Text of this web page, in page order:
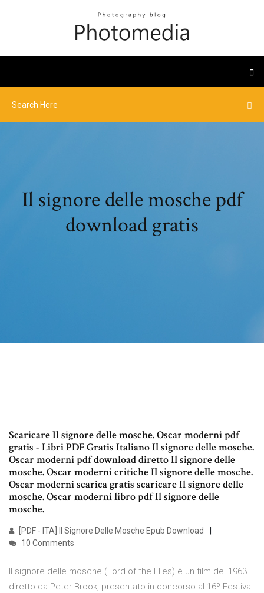
Il signore delle mosche pdf
download gratis
Scaricare Il signore delle mosche. Oscar moderni pdf
gratis - Libri PDF Gratis Italiano Il signore delle mosche.
Oscar moderni pdf download diretto Il signore delle
mosche. Oscar moderni critiche Il signore delle mosche.
Oscar moderni scarica gratis scaricare Il signore delle
mosche. Oscar moderni libro pdf Il signore delle
mosche.
[PDF - ITA] Il Signore Delle Mosche Epub Download
10 Comments
Il signore delle mosche (Lord of the Flies) è un film del 1963
diretto da Peter Brook, presentato in concorso al 16º Festival